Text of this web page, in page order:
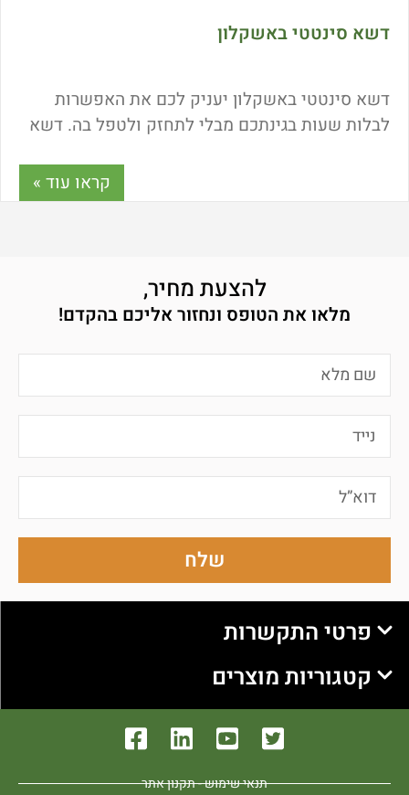
דשא סינטטי באשקלון
דשא סינטטי באשקלון יעניק לכם את האפשרות
לבלות שעות בגינתכם מבלי לתחזק ולטפל בה. דשא
דשא סינטטי מותאם לילדים? האם חרקים נמשכים
קראו עוד »
להצעת מחיר,
מלאו את הטופס ונחזור אליכם בהקדם!
שלח
פרטי התקשרות
קטגוריות מוצרים
תנאי שימוש - תקנון אתר